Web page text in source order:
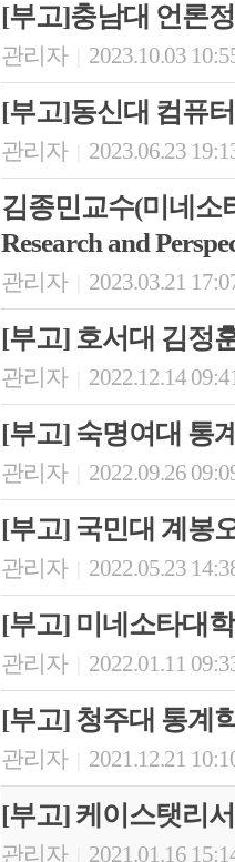
[부고]충남대 언론
관리자 2023.10.03
[부고]동신대 컴퓨
관리자 2023.06.23
김종민교수(미네소
Research and
관리자 2023.03.21
[부고] 호서대 김정
관리자 2022.12.14
[부고] 숙명여대 통
관리자 2022.09.26
[부고] 국민대 계봉
관리자 2022.05.23
[부고] 미네소타대
관리자 2022.01.11
[부고] 청주대 통계
관리자 2021.12.21
[부고] 케이스탯리
관리자 2021.01.16